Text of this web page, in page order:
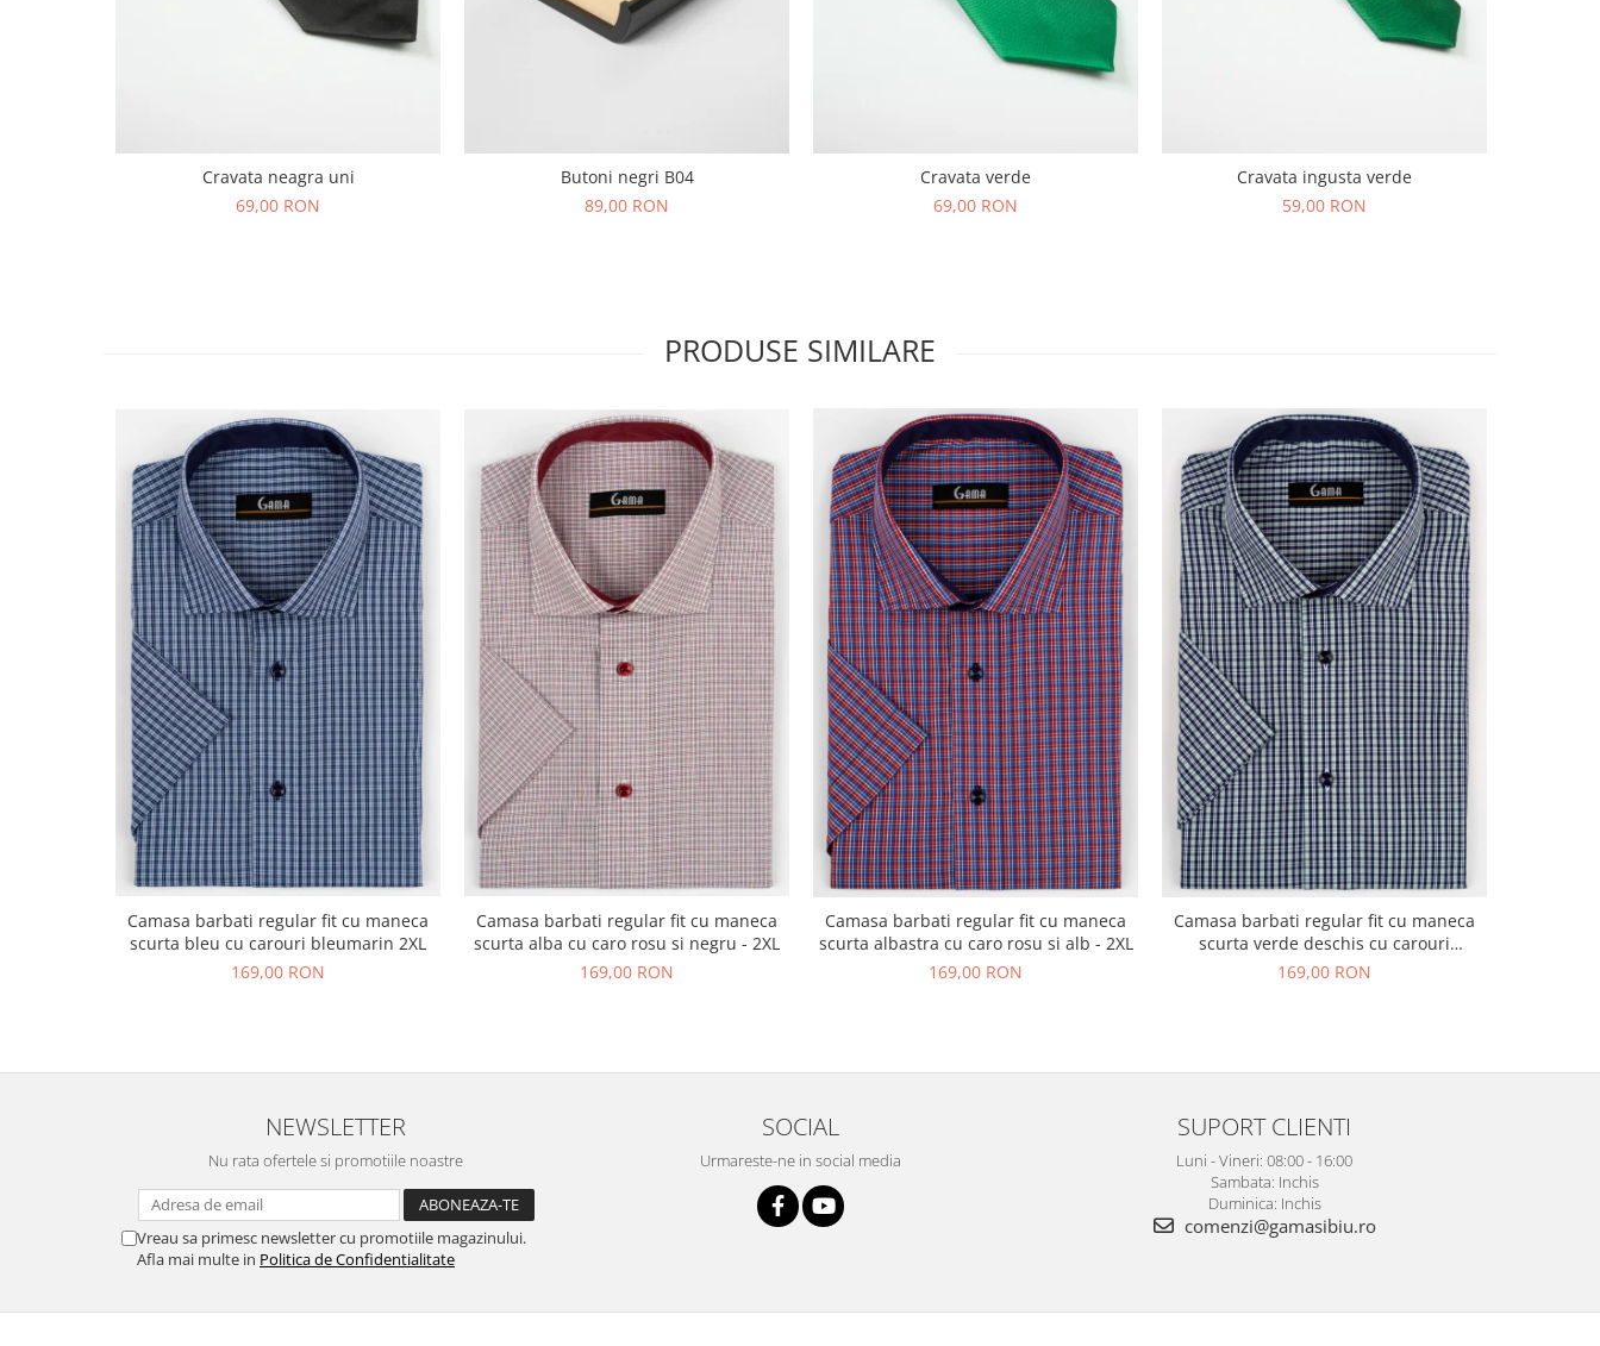
Cravata neagra uni
69,00 RON
Butoni negri B04
89,00 RON
Cravata verde
69,00 RON
Cravata ingusta verde
59,00 RON
PRODUSE SIMILARE
Camasa barbati regular fit cu maneca
scurta bleu cu carouri bleumarin 2XL
169,00 RON
Camasa barbati regular fit cu maneca
scurta alba cu caro rosu si negru - 2XL
169,00 RON
Camasa barbati regular fit cu maneca
scurta albastra cu caro rosu si alb - 2XL
169,00 RON
Camasa barbati regular fit cu maneca
scurta verde deschis cu carouri
bleumarin si albe 2XL
169,00 RON
NEWSLETTER
Nu rata ofertele si promotiile noastre
Vreau sa primesc newsletter cu promotiile magazinului.
Afla mai multe in Politica de Confidentialitate
SOCIAL
Urmareste-ne in social media
SUPORT CLIENTI
Luni - Vineri: 08:00 - 16:00
Sambata: Inchis
Duminica: Inchis
comenzi@gamasibiu.ro